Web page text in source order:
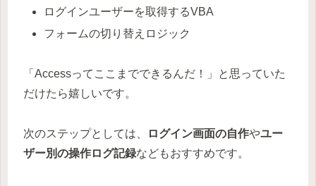
ログインユーザーを取得するVBA
フォームの切り替えロジック
「Accessってここまでできるんだ！」と思っていた
だけたら嬉しいです。
次のステップとしては、 ログイン画面の自作やユー
ザー別の操作ログ記録などもおすすめです。